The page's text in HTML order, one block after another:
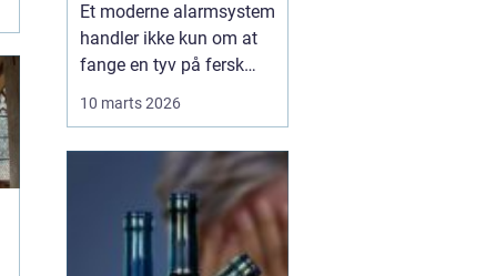
Et moderne alarmsystem
handler ikke kun om at
fange en tyv på fersk
og de omkringliggende
byer vælger flere og flere
boligejere og
virksomheder
10 marts 2026